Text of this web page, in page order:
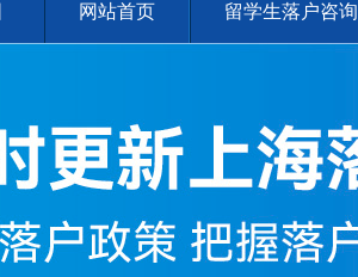
网站首页 留学生落户咨询